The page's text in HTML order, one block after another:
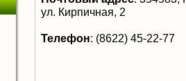
ул. Кирпичная, 2
Телефон: (8622) 45-22-77